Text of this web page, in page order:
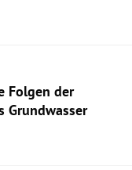
Folgen der
Grundwasser